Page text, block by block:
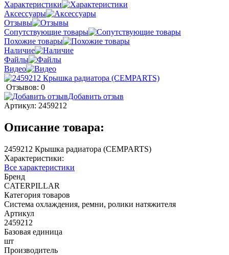
Характеристики
Аксессуары
Отзывы
Сопутствующие товары
Похожие товары
Наличие
Файлы
Видео
Отзывов: 0
Добавить отзыв
Артикул: 2459212
Описание товара:
2459212 Крышка радиатора (CEMPARTS)
Характеристики:
Все характеристики
Бренд
CATERPILLAR
Категория товаров
Система охлаждения, ремни, ролики натяжителя
Артикул
2459212
Базовая единица
шт
Производитель